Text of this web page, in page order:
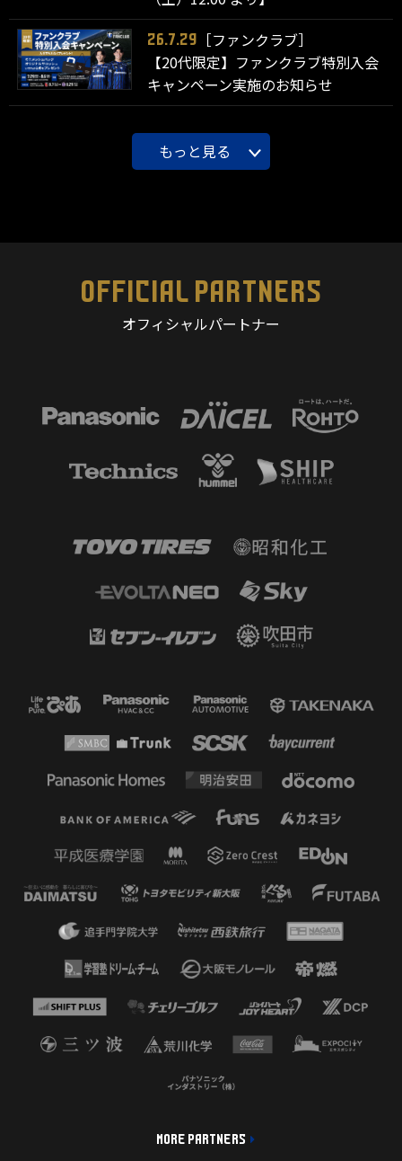
26.7.29
［ファンクラブ］
【20代限定】ファンクラブ特別入会
キャンペーン実施のお知らせ
もっと見る
OFFICIAL PARTNERS
オフィシャルパートナー
MORE PARTNERS